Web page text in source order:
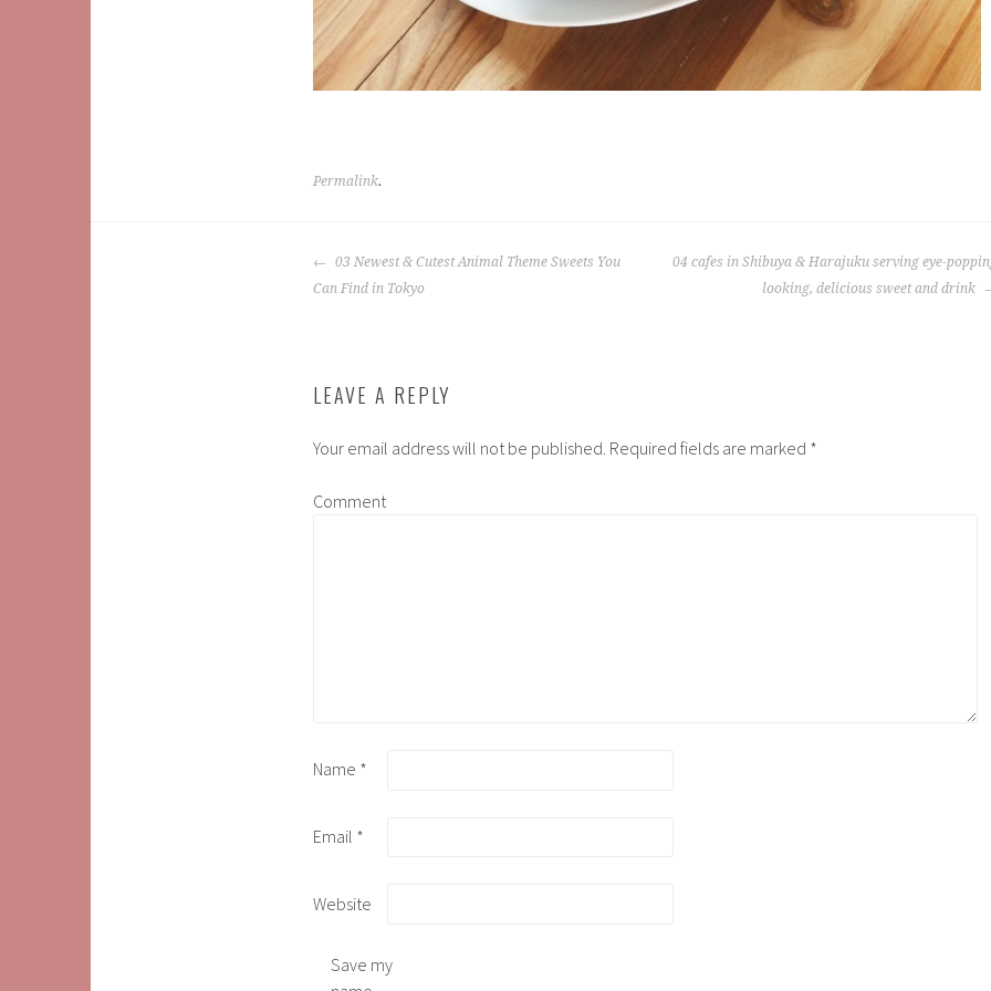
Permalink.
POST
NAVIGATION
03 Newest & Cutest Animal Theme Sweets You
Can Find in Tokyo
04 cafes in Shibuya & Harajuku serving eye-
looking, delicious sweet and drink
LEAVE A REPLY
Your email address will not be published. Required fields are marked *
Comment
Name *
Email *
Website
Save my